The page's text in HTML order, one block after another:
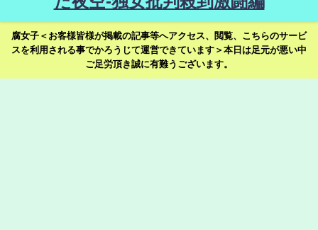
腐女子＜お客様皆様が掲載の記事等へアクセス、閲覧、こちらのサービ
スを利用される事でかろうじて運営できています＞本日は足元が悪い中
ご足労頂き誠に有難うございます。